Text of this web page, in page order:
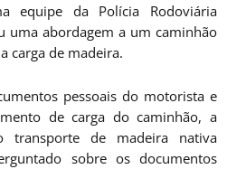
equipe da Polícia Rodoviária
uma abordagem a um caminhão
carga de madeira.
pessoais do motorista e
de carga do caminhão, a
transporte de madeira nativa
sobre os documentos